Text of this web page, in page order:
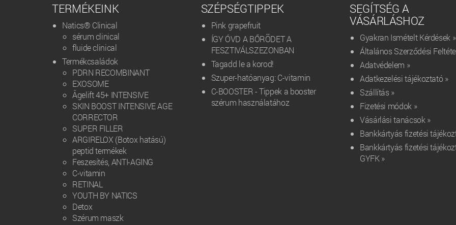
TERMÉKEINK
Natics® Clinical
sérum clinical
fluide clinical
Termékcsaládok
PDRN RECOMBINANT
EXOSOME
Âgelift 45+ INTENSIVE
SKIN BOOST INTENSIVE AGE
CORRECTOR
SUPER FILLER
ARGIRELOX (Botox hatású)
peptid termékek
Feszesítés, ANTI-AGING
C-vitamin
RETINAL
YOUTH BY NATICS
Detox
Szérum maszk
SZÉPSÉGTIPPEK
Pink grapefruit
ÍGY ÓVD A BŐRÖDET A
FESZTIVÁLSZEZONBAN
Tagadd le a korod!
Szuper-hatóanyag: C-vitamin
C-BOOSTER - Tippek a booster
szérum használatához
SEGÍTSÉG A
VÁSÁRLÁSHOZ
Gyakran Ismételt Kérdések »
Általános Szerződési
Adatvédelem »
Adatkezelési tájékoztató »
Szállítás »
Fizetési módok »
Vásárlási tanácsok »
Bankkártyás fizetési
Bankkártyás fizetési
GYFK »